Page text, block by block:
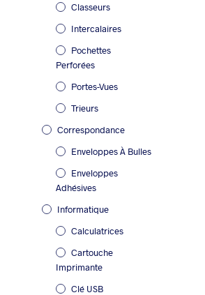
Classeurs
Intercalaires
Pochettes
Perforées
Portes-Vues
Trieurs
Correspondance
Enveloppes À Bulles
Enveloppes
Adhésives
Informatique
Calculatrices
Cartouche
Imprimante
Clé USB